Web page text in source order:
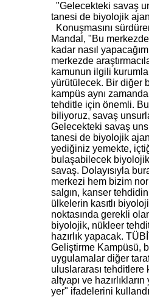
"Gelecekteki savaş
tanesi de biyolojik
Konuşmasını
Mandal, "Bu
kadar nasıl
merkezde
kamunun ilgili
yürütülecek. Bir diğer
kampüs aynı
tehditle için önemli.
biliyoruz, savaş
Gelecekteki savaş
tanesi de biyolojik
yediğiniz yemekte,
bulaşabilecek
savaş. Dolayısıyla
merkezi hem bizim
salgın, kanser
ülkelerin kasıtlı
noktasında gerekli
biyolojik, nükleer
hazırlık yapacak.
Geliştirme Kampüsü,
uygulamalar diğer
uluslararası tehditlere
altyapı ve hazırlıkların
yer" ifadelerini